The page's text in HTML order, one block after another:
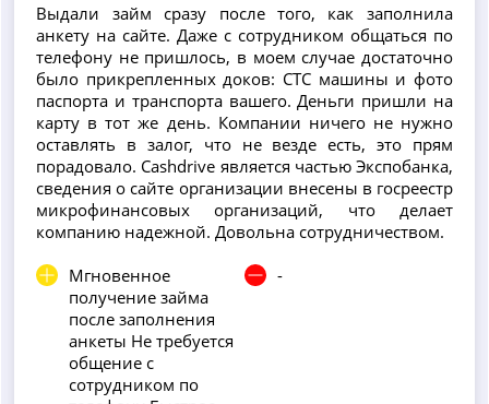
Выдали займ сразу после того, как заполнила
анкету на сайте. Даже с сотрудником общаться по
телефону не пришлось, в моем случае достаточно
было прикрепленных доков: СТС машины и фото
паспорта и транспорта вашего. Деньги пришли на
карту в тот же день. Компании ничего не нужно
оставлять в залог, что не везде есть, это прям
порадовало. Сashdrive является частью Экспобанка,
сведения о сайте организации внесены в госреестр
микрофинансовых организаций, что делает
компанию надежной. Довольна сотрудничеством.
Мгновенное
получение займа
после заполнения
анкеты Не требуется
общение с
сотрудником по
-